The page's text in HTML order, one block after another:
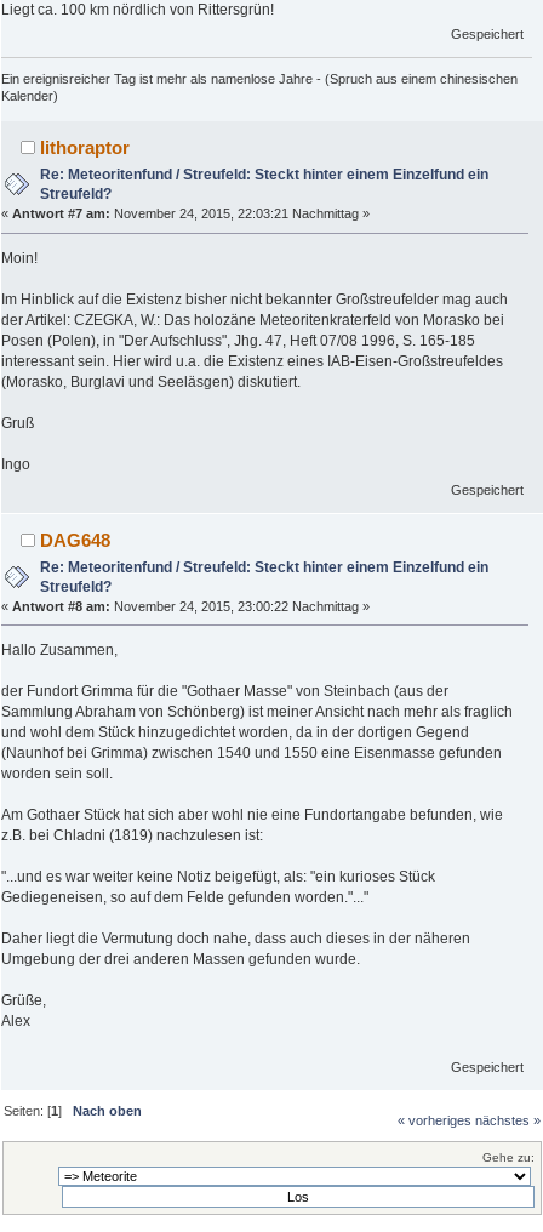
Liegt ca. 100 km nördlich von Rittersgrün!
Gespeichert
Ein ereignisreicher Tag ist mehr als namenlose Jahre - (Spruch aus einem chinesischen
Kalender)
lithoraptor
Re: Meteoritenfund / Streufeld: Steckt hinter einem Einzelfund ein
Streufeld?
« Antwort #7 am: November 24, 2015, 22:03:21 Nachmittag »
Moin!
Im Hinblick auf die Existenz bisher nicht bekannter Großstreufelder mag auch
der Artikel: CZEGKA, W.: Das holozäne Meteoritenkraterfeld von Morasko bei
Posen (Polen), in "Der Aufschluss", Jhg. 47, Heft 07/08 1996, S. 165-185
interessant sein. Hier wird u.a. die Existenz eines IAB-Eisen-Großstreufeldes
(Morasko, Burglavi und Seeläsgen) diskutiert.
Gruß
Ingo
Gespeichert
DAG648
Re: Meteoritenfund / Streufeld: Steckt hinter einem Einzelfund ein
Streufeld?
« Antwort #8 am: November 24, 2015, 23:00:22 Nachmittag »
Hallo Zusammen,
der Fundort Grimma für die "Gothaer Masse" von Steinbach (aus der
Sammlung Abraham von Schönberg) ist meiner Ansicht nach mehr als fraglich
und wohl dem Stück hinzugedichtet worden, da in der dortigen Gegend
(Naunhof bei Grimma) zwischen 1540 und 1550 eine Eisenmasse gefunden
worden sein soll.
Am Gothaer Stück hat sich aber wohl nie eine Fundortangabe befunden, wie
z.B. bei Chladni (1819) nachzulesen ist:
"...und es war weiter keine Notiz beigefügt, als: "ein kurioses Stück
Gediegeneisen, so auf dem Felde gefunden worden."..."
Daher liegt die Vermutung doch nahe, dass auch dieses in der näheren
Umgebung der drei anderen Massen gefunden wurde.
Grüße,
Alex
Gespeichert
Seiten: [1]Nach oben
« vorheriges nächstes »
Gehe zu: